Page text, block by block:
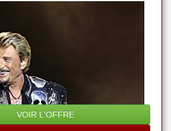
VOIR L'OFFRE